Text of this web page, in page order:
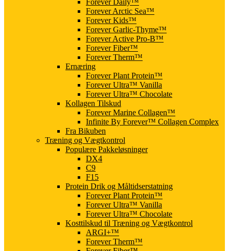
Forever Daily™
Forever Arctic Sea™
Forever Kids™
Forever Garlic-Thyme™
Forever Active Pro-B™
Forever Fiber™
Forever Therm™
Ernæring
Forever Plant Protein™
Forever Ultra™ Vanilla
Forever Ultra™ Chocolate
Kollagen Tilskud
Forever Marine Collagen™
Infinite By Forever™ Collagen Complex
Fra Bikuben
Træning og Vægtkontrol
Populære Pakkeløsninger
DX4
C9
F15
Protein Drik og Måltidserstatning
Forever Plant Protein™
Forever Ultra™ Vanilla
Forever Ultra™ Chocolate
Kosttilskud til Træning og Vægtkontrol
ARGI+™
Forever Therm™